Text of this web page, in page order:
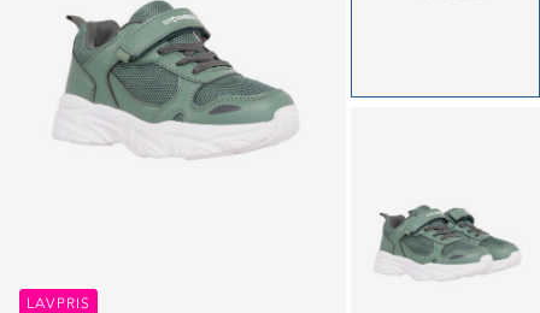
LAVPRIS
LAVPRIS